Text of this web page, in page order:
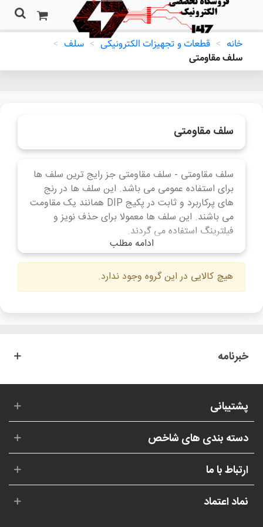
خانه > قطعات و تجهیزات الکترونیکی > سلف >
سلف مقاومتی
سلف مقاومتی
سلف مقاومتی - سلف مقاومتی جز رایج ترین سلف ها
برای استفاده عمومی می باشد. این سلف ها در رنج
های پرکاربرد و ثابت در پکیج DIP همانند یک مقاومت
می باشند. این سلف ها معمولا برای حذف نویز و
فیلترینگ استفاده می گردند.
ادامه مطلب
هیچ کالایی در این گروه وجود ندارد.
خبرنامه
پشتیبانی
دسته بندی های شاخص
ارتباط با ما
نماد اعتماد